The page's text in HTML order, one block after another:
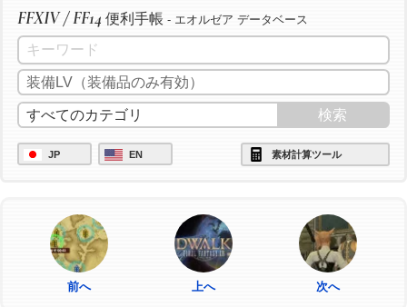
FFXIV / FF14 便利手帳 - エオルゼア データベース
JP EN 素材計算ツール
前へ 上へ 次へ